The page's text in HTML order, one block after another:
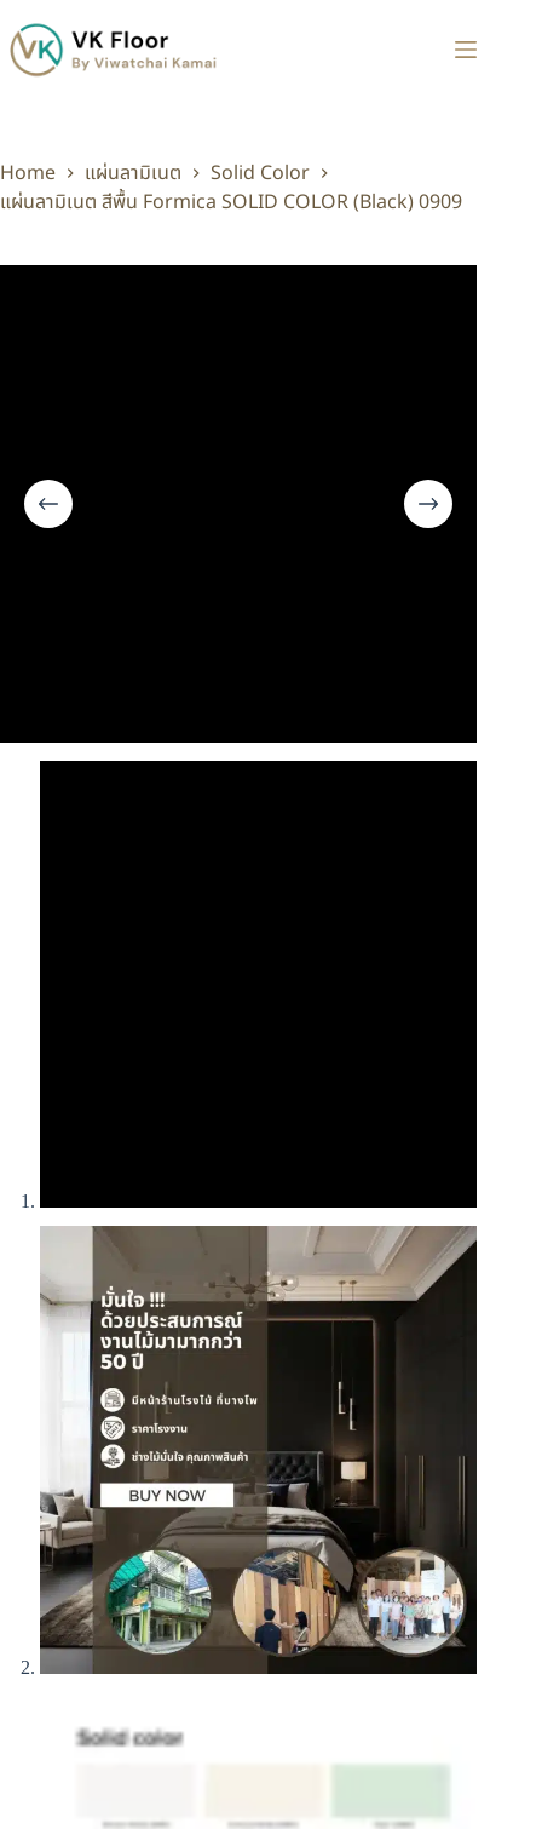
Home แผ่นลามิเนต
Solid Color
แผ่นลามิเนต สีพื้น Formica SOLID COLOR (Black) 0909